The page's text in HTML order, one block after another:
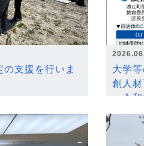
支援を行いま
大学
創人
～令